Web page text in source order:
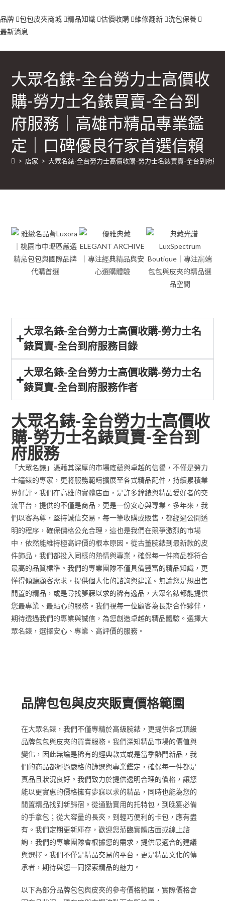
品牌 包包皮夾商城 精品知識 估價收購 維修翻新
洗包保養
最新消息
大眾名錶-全台勞力士高價收
購-勞力士名錶買賣-全台到
府服務｜高雄市精品專業鑑
定｜口碑優良行家首選信賴
> 店家 > 大眾名錶-全台勞力士高價收購-勞力士名錶買賣-全台到府服
大眾名錶-全台勞力士高價收購-勞力士名
錶買賣-全台到府服務目錄
大眾名錶-全台勞力士高價收購-勞力士名
錶買賣-全台到府服務作者
大眾名錶-全台勞力士高價收
購-勞力士名錶買賣-全台到
府服務
「大眾名錶」憑藉其深厚的市場底蘊與卓越的信譽，不僅是勞力
士鐘錶的專家，更將服務範疇擴展至各式精品配件，持續累積業
界好評。我們在高雄的實體店面，是許多鐘錶與精品愛好者的交
流平台，提供的不僅是商品，更是一份安心與專業。多年來，我
們以客為尊，堅持誠信交易，每一筆收購或販售，都經過公開透
明的程序，確保價格公允合理，這也是我們在競爭激烈的市場
中，依然能維持極高評價的根本原因。從古董腕錶到最新款的皮
件飾品，我們都投入同樣的熱情與專業，確保每一件商品都符合
最高的品質標準。我們的專業團隊不僅具備豐富的精品知識，更
懂得傾聽顧客需求，提供個人化的諮詢與建議。無論您是想出售
閒置的精品，或是尋找夢寐以求的稀有逸品，大眾名錶都能提供
您最專業、最貼心的服務。我們視每一位顧客為長期合作夥伴，
期待透過我們的專業與誠信，為您創造卓越的精品體驗。選擇大
眾名錶，選擇安心、專業、高評價的服務。
品牌包包與皮夾販賣價格範圍
在大眾名錶，我們不僅專精於高級腕錶，更提供各式頂級
品牌包包與皮夾的買賣服務。我們深知精品市場的價值與
變化，因此無論是稀有的經典款式或是當季熱門新品，我
們的商品都經過嚴格的篩選與專業鑑定，確保每一件都是
真品且狀況良好。我們致力於提供透明合理的價格，讓您
能以更實惠的價格擁有夢寐以求的精品，同時也能為您的
閒置精品找到新歸宿。從通勤實用的托特包，到晚宴必備
的手拿包；從大容量的長夾，到輕巧便利的卡包，應有盡
有。我們定期更新庫存，歡迎您蒞臨實體店面或線上諮
詢，我們的專業團隊會根據您的需求，提供最適合的建議
與選擇。我們不僅是精品交易的平台，更是精品文化的傳
承者，期待與您一同探索精品的魅力。
以下為部分品牌包包與皮夾的參考價格範圍，實際價格會